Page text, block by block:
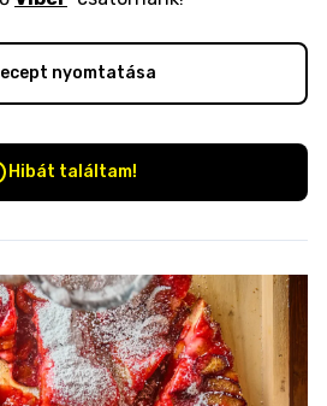
nyomtatása
Hibát találtam!